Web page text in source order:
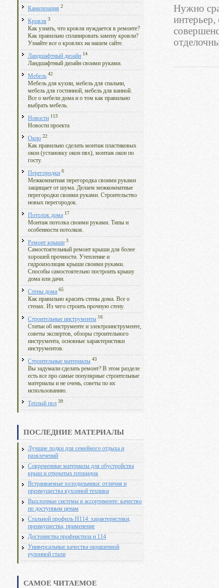
Канализация 2
Кровля 3
Как узнать, что кровля нуждается в ремонте?
Как правильно спланировать замену кровли?
Узнайте все о кровлях на нашем сайте.
Ландшафтный дизайн 14
Ландшафтный дизайн своими руками.
Мебель 42
Мебель для кухни, мебель для спальни,
мебель для гостинной, мебель для ванной.
Все о мебели дома и о том как правильно
выбрать мебель.
Новости 113
Новости проекта
Окно 22
Как правильно сделать монтаж пластиковых
окон (установку окон пвх), монтаж окон по
госту.
Перегородки 6
Межкомнатная перегородка своими руками
защищает от шума. Делаем межкомнатные
перегородки своими руками. Строительство
новых перегородок.
Потолок дома 17
Монтаж потолка своими руками. Типы и
особенности потолков.
Ремонт крыши 3
Самостоятельный ремонт крыши для более
хорошей прочности. Утепление и
гидроизоляция крыши своими руками.
Способы самостоятельно построить крышу
дома или дачи.
Стены дома 65
Как правильно красить стены дома. Все о
стенах. Из чего строить прочную стену.
Строительные инструменты 16
Статьи об инструменте и электроинструменте,
советы экспертов, обзоры строительного
инструмента, основные характеристики
инструментов.
Строительные материалы 43
Вы задумали сделать ремонт? В этом разделе
есть все про самые популярные строительные
материалы и не очень, советы по их
использованию.
Теплый пол 39
ПОСЛЕДНИЕ МАТЕРИАЛЫ
Лучшие лодки для семейного отдыха и
развлечений
Современные материалы для обустройства
крыш и открытых площадок
Встраиваемые холодильники: отличия и
преимущества кухонной техники
Выхлопные системы в ассортименте: качество
по доступным ценам
Стальной профиль Н114: характеристики,
преимущества, применение
Достоинства профнастила н 114
Универсальные качества окрашенной
рулонной стали
САМОЕ ЧИТАЕМОЕ
Нужно
интерьер,